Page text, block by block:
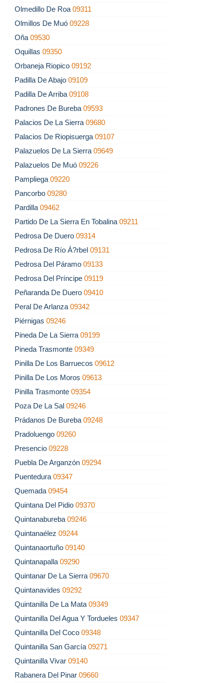
Olmedillo De Roa 09311
Olmillos De Muó 09228
Oña 09530
Oquillas 09350
Orbaneja Riopico 09192
Padilla De Abajo 09109
Padilla De Arriba 09108
Padrones De Bureba 09593
Palacios De La Sierra 09680
Palacios De Riopisuerga 09107
Palazuelos De La Sierra 09649
Palazuelos De Muó 09226
Pampliega 09220
Pancorbo 09280
Pardilla 09462
Partido De La Sierra En Tobalina 09211
Pedrosa De Duero 09314
Pedrosa De Río Á?rbel 09131
Pedrosa Del Páramo 09133
Pedrosa Del Príncipe 09119
Peñaranda De Duero 09410
Peral De Arlanza 09342
Piérnigas 09246
Pineda De La Sierra 09199
Pineda Trasmonte 09349
Pinilla De Los Barruecos 09612
Pinilla De Los Moros 09613
Pinilla Trasmonte 09354
Poza De La Sal 09246
Prádanos De Bureba 09248
Pradoluengo 09260
Presencio 09228
Puebla De Arganzón 09294
Puentedura 09347
Quemada 09454
Quintana Del Pidio 09370
Quintanabureba 09246
Quintanaélez 09244
Quintanaortuño 09140
Quintanapalla 09290
Quintanar De La Sierra 09670
Quintanavides 09292
Quintanilla De La Mata 09349
Quintanilla Del Agua Y Tordueles 09347
Quintanilla Del Coco 09348
Quintanilla San García 09271
Quintanilla Vivar 09140
Rabanera Del Pinar 09660